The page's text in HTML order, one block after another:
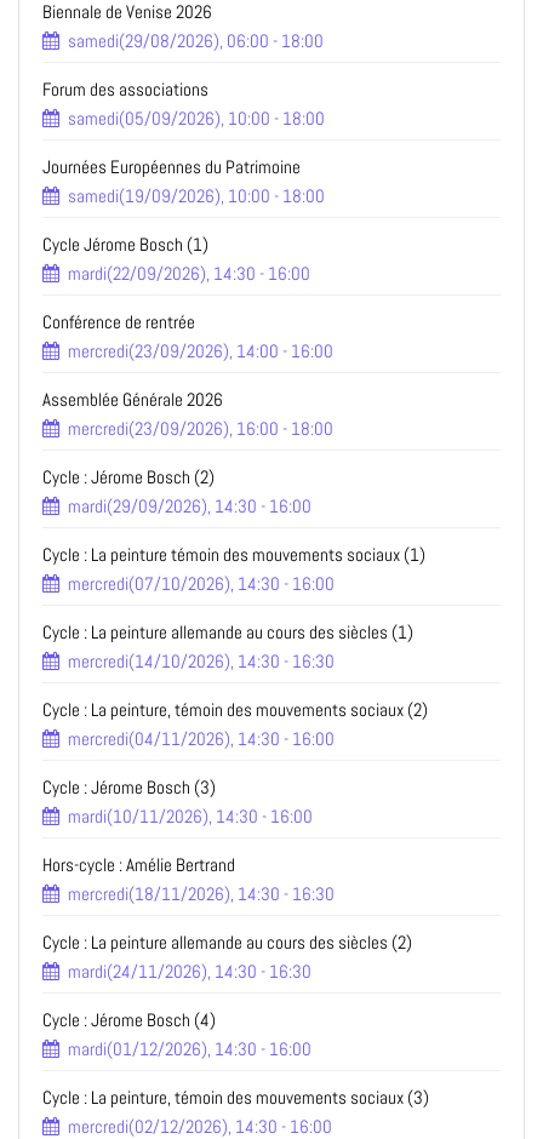
Biennale de Venise 2026
samedi(29/08/2026), 06:00 - 18:00
Forum des associations
samedi(05/09/2026), 10:00 - 18:00
Journées Européennes du Patrimoine
samedi(19/09/2026), 10:00 - 18:00
Cycle Jérome Bosch (1)
mardi(22/09/2026), 14:30 - 16:00
Conférence de rentrée
mercredi(23/09/2026), 14:00 - 16:00
Assemblée Générale 2026
mercredi(23/09/2026), 16:00 - 18:00
Cycle : Jérome Bosch (2)
mardi(29/09/2026), 14:30 - 16:00
Cycle : La peinture témoin des mouvements sociaux (1)
mercredi(07/10/2026), 14:30 - 16:00
Cycle : La peinture allemande au cours des siècles (1)
mercredi(14/10/2026), 14:30 - 16:30
Cycle : La peinture, témoin des mouvements sociaux (2)
mercredi(04/11/2026), 14:30 - 16:00
Cycle : Jérome Bosch (3)
mardi(10/11/2026), 14:30 - 16:00
Hors-cycle : Amélie Bertrand
mercredi(18/11/2026), 14:30 - 16:30
Cycle : La peinture allemande au cours des siècles (2)
mardi(24/11/2026), 14:30 - 16:30
Cycle : Jérome Bosch (4)
mardi(01/12/2026), 14:30 - 16:00
Cycle : La peinture, témoin des mouvements sociaux (3)
mercredi(02/12/2026), 14:30 - 16:00